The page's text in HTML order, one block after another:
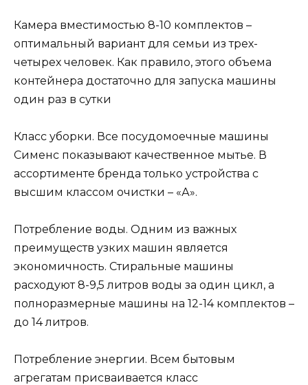
Камера вместимостью 8-10 комплектов –
оптимальный вариант для семьи из трех-
четырех человек. Как правило, этого объема
контейнера достаточно для запуска машины
один раз в сутки
Класс уборки. Все посудомоечные машины
Сименс показывают качественное мытье. В
ассортименте бренда только устройства с
высшим классом очистки – «А».
Потребление воды. Одним из важных
преимуществ узких машин является
экономичность. Стиральные машины
расходуют 8-9,5 литров воды за один цикл, а
полноразмерные машины на 12-14 комплектов –
до 14 литров.
Потребление энергии. Всем бытовым
агрегатам присваивается класс